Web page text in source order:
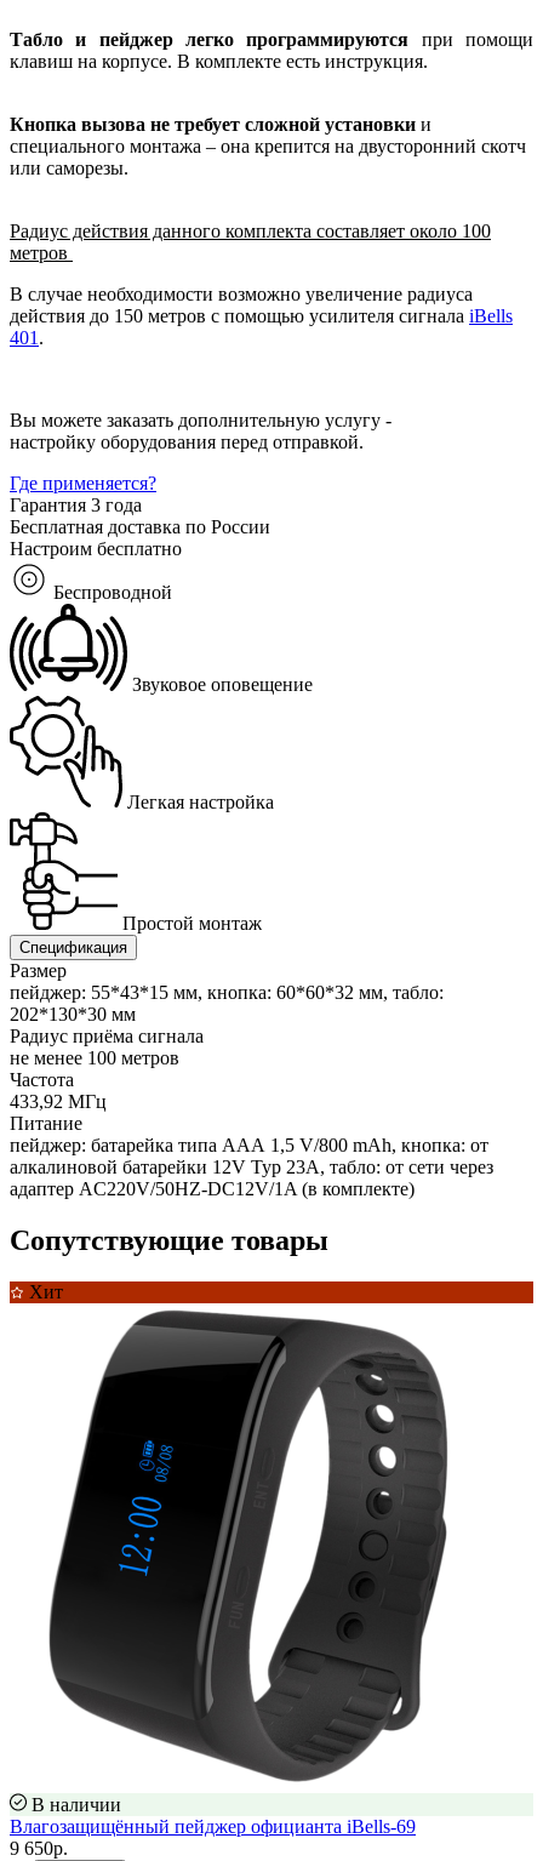
Табло и пейджер легко программируются при помощи
клавиш на корпусе. В комплекте есть инструкция.
Кнопка вызова не требует сложной установки и
специального монтажа – она крепится на двусторонний скотч
или саморезы.
Радиус действия данного комплекта составляет около 100
метров
В случае необходимости возможно увеличение радиуса
действия до 150 метров с помощью усилителя сигнала iBells
401 .
Вы можете заказать дополнительную услугу -
настройку оборудования перед отправкой.
Где применяется?
Гарантия 3 года
Бесплатная доставка по России
Настроим бесплатно
Беспроводной
Звуковое оповещение
Легкая настройка
Простой монтаж
Спецификация
Размер
пейджер: 55*43*15 мм, кнопка: 60*60*32 мм, табло:
202*130*30 мм
Радиус приёма сигнала
не менее 100 метров
Частота
433,92 МГц
Питание
пейджер: батарейка типа ААА 1,5 V/800 mAh, кнопка: от
алкалиновой батарейки 12V Typ 23A, табло: от сети через
адаптер AC220V/50HZ-DC12V/1A (в комплекте)
Сопутствующие товары
Хит
В наличии
Влагозащищённый пейджер официанта iBells-69
9 650р.